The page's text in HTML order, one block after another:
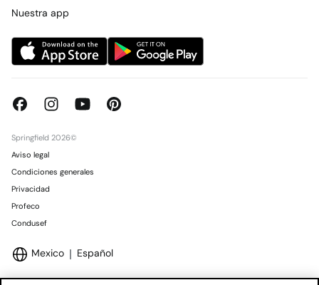
Tiendas
Nuestra app
Springfield 2026©
Aviso legal
Condiciones generales
Privacidad
Profeco
Condusef
Mexico Español